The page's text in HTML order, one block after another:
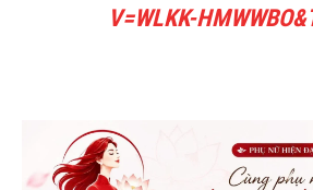
V=WLKK-